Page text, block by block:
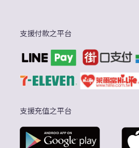
支援付款之平台
支援充值之平台